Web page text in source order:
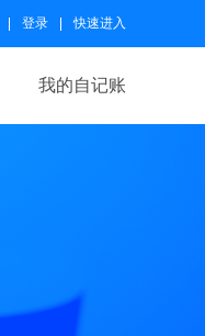
登录 快速进入
我的自记账